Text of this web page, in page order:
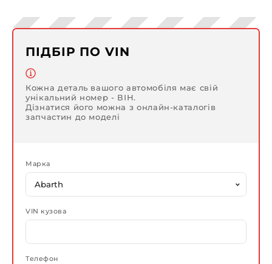
ПІДБІР ПО VIN
Кожна деталь вашого автомобіля має свій
унікальний номер - ВІН.
Дізнатися його можна з онлайн-каталогів
запчастин до моделі
Марка
VIN кузова
Телефон